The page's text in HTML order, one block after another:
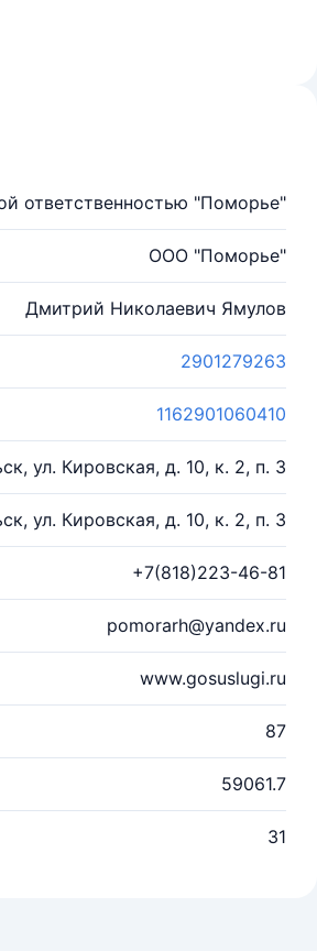
ответственностью "Поморье"
ООО "Поморье"
Дмитрий Николаевич Ямулов
2901279263
1162901060410
ул. Кировская, д. 10, к. 2, п. 3
ул. Кировская, д. 10, к. 2, п. 3
+7(818)223-46-81
pomorarh@yandex.ru
www.gosuslugi.ru
87
59061.7
31